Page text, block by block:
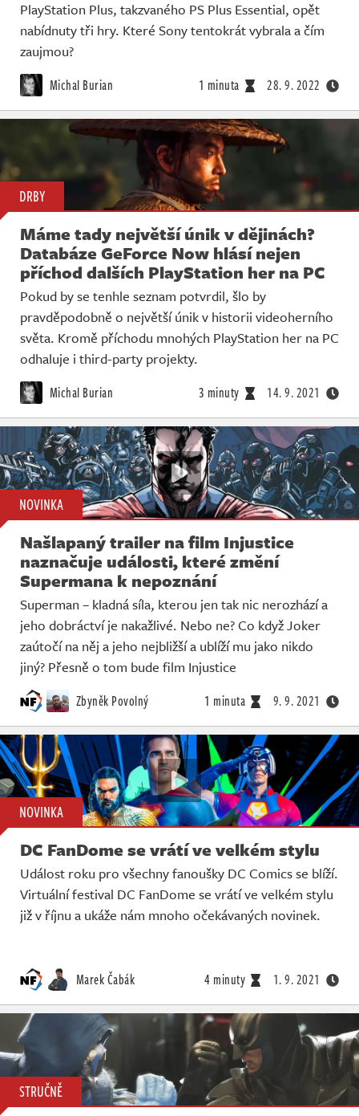
PlayStation Plus, takzvaného PS Plus Essential, opět
nabídnuty tři hry. Které Sony tentokrát vybrala a čím
zaujmou?
Michal Burian 1 minuta 28. 9. 2022
DRBY
Máme tady největší únik v dějinách?
Databáze GeForce Now hlásí nejen
příchod dalších PlayStation her na PC
Pokud by se tenhle seznam potvrdil, šlo by
pravděpodobně o největší únik v historii videoherního
světa. Kromě příchodu mnohých PlayStation her na PC
odhaluje i third-party projekty.
Michal Burian 3 minuty 14. 9. 2021
NOVINKA
Našlapaný trailer na film Injustice
naznačuje události, které změní
Supermana k nepoznání
Superman – kladná síla, kterou jen tak nic nerozhází a
jeho dobráctví je nakažlivé. Nebo ne? Co když Joker
zaútočí na něj a jeho nejbližší a ublíží mu jako nikdo
jiný? Přesně o tom bude film Injustice
Zbyněk Povolný 1 minuta 9. 9. 2021
NOVINKA
DC FanDome se vrátí ve velkém stylu
Událost roku pro všechny fanoušky DC Comics se blíží.
Virtuální festival DC FanDome se vrátí ve velkém stylu
již v říjnu a ukáže nám mnoho očekávaných novinek.
Marek Čabák 4 minuty 1. 9. 2021
STRUČNĚ